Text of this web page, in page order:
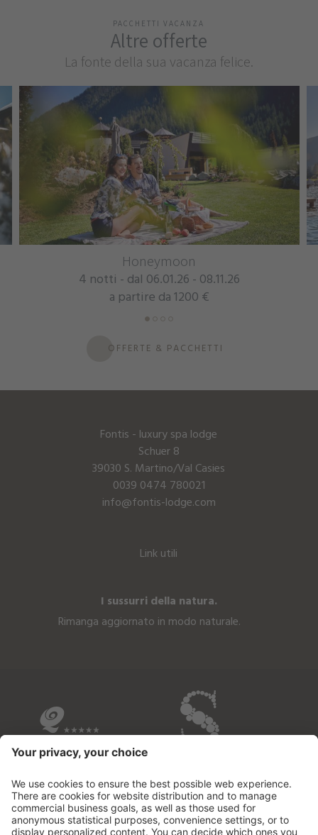
PACCHETTI VACANZA
Altre offerte
La fonte della sua vacanza felice.
- dal 06.01.26 - 08.11.26
OFFERTE & PACCHETTI
Fontis - luxury spa lodge
Schuer 8
39030 S. Martino/Val Casies
0039 0474 780021
info@fontis-lodge.com
Link utili
I sussurri della natura.
Rimanga aggiornato in modo naturale.
I NOSTRI HOTEL IN BREVE